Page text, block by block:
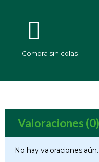
Compra sin colas
Valoraciones (0)
No hay valoraciones aún.